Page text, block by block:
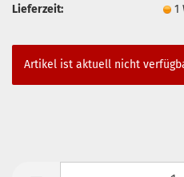
Lieferzeit: 1
Artikel ist aktuell nicht